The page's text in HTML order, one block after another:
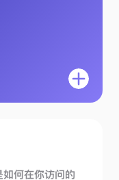
进
何在你访问的